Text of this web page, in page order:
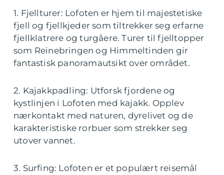
1. Fjellturer: Lofoten er hjem til majestetiske
fjell og fjellkjeder som tiltrekker seg erfarne
fjellklatrere og turgåere. Turer til fjelltopper
som Reinebringen og Himmeltinden gir
fantastisk panoramautsikt over området.
2. Kajakkpadling: Utforsk fjordene og
kystlinjen i Lofoten med kajakk. Opplev
nærkontakt med naturen, dyrelivet og de
karakteristiske rorbuer som strekker seg
utover vannet.
3. Surfing: Lofoten er et populært reisemål